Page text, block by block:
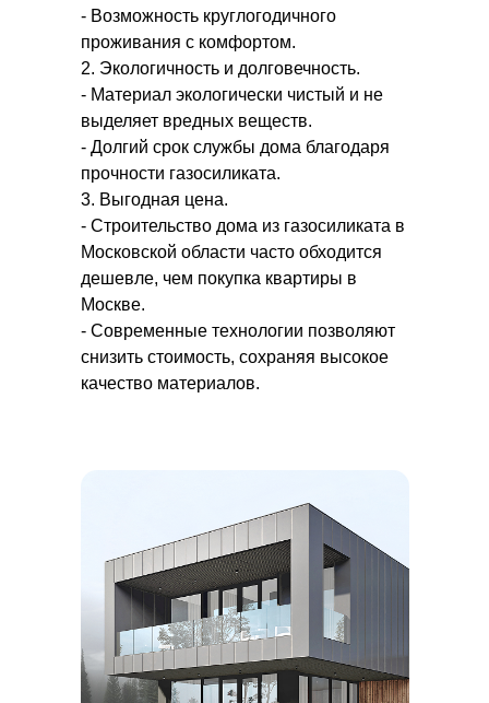
- Возможность круглогодичного
проживания с комфортом.
2. Экологичность и долговечность.
- Материал экологически чистый и не
выделяет вредных веществ.
- Долгий срок службы дома благодаря
прочности газосиликата.
3. Выгодная цена.
- Строительство дома из газосиликата в
Московской области часто обходится
дешевле, чем покупка квартиры в
Москве.
- Современные технологии позволяют
снизить стоимость, сохраняя высокое
качество материалов.